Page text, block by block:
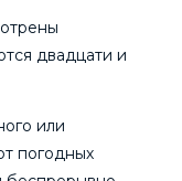
двадцати и
или
погодных